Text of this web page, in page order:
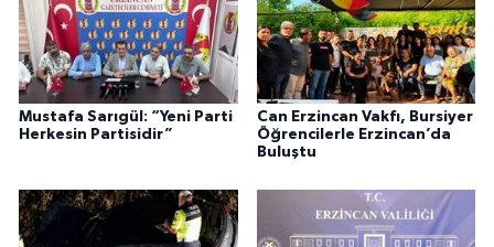
Mustafa Sarıgül: “Yeni Parti
Herkesin Partisidir”
Can Erzincan Vakfı, Bursiyer
Öğrencilerle Erzincan’da
Buluştu